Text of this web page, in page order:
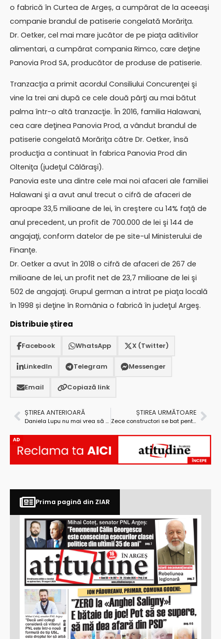
o fabrică în Curtea de Argeș, a cumpărat de la aceeaşi
companie brandul de patiserie congelată Morăriţa.
Dr. Oetker, cel mai mare jucător de pe piaţa aditivilor
alimentari, a cumpărat compania Rimco, care deţine
Panovia Prod SA, producător de produse de patiserie.
Tranzacţia a primit acordul Consiliului Concurenţei şi
vine la trei ani după ce cele două părţi au mai bătut
palma într-o altă tranzacţie. În 2016, familia Halawani,
cea care deţinea Panovia Prod, a vândut brandul de
patiserie congelată Morăriţa către Dr. Oetker, însă
producţia a continuat în fabrica Panovia Prod din
Olteniţa (judeţul Călăraşi).
Panovia este una dintre cele mai noi afaceri ale familiei
Halawani şi a avut anul trecut o cifră de afaceri de
aproape 33,5 milioane de lei, în creştere cu 14% faţă de
anul precedent, un profit de 700.000 de lei şi 144 de
angajaţi, conform datelor de pe site-ul Ministerului de
Finanţe.
Dr. Oetker a avut în 2018 o cifră de afaceri de 267 de
milioane de lei, un profit net de 23,7 milioane de lei şi
502 de angajaţi. Grupul german a intrat pe piaţa locală
în 1998 și deţine în România o fabrică în judeţul Argeş.
Distribuie știrea
Facebook WhatsApp X (Twitter)
LinkedIn Telegram Messenger
Email Copiază link
ȘTIREA ANTERIOARĂ
Daniela Lupu nu mai vrea să continue în fruntea DNA Pitești
ȘTIREA URMĂTOARE
Zece constructori se bat pentru secțiunea 4 a Autostrăzii Sibiu-Pitești
AD
Prima pagină din ZIAR